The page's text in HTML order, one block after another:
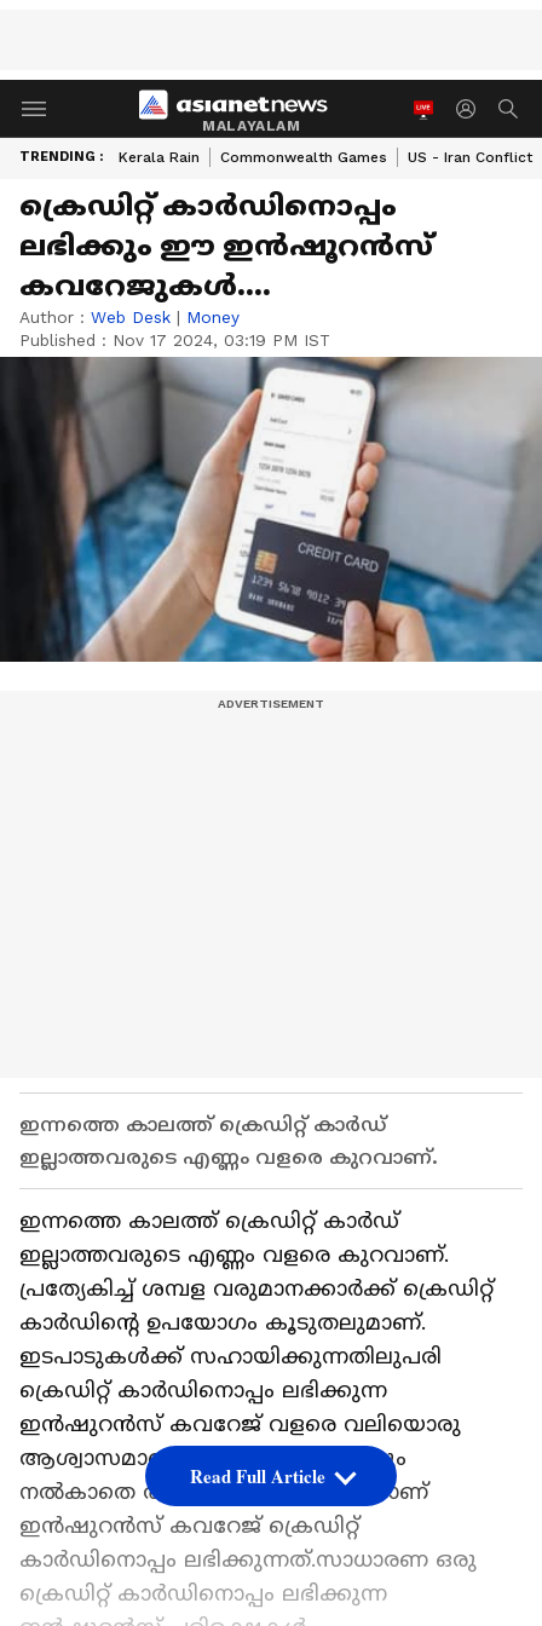
MALAYALAM
TRENDING : Kerala Rain Commonwealth Games US - Iran Conflict
ക്രെഡിറ്റ് കാര്‍ഡിനൊപ്പം
ലഭിക്കും ഈ ഇന്‍ഷൂറന്‍സ്
കവറേജുകള്‍....
Author : Web Desk | Money
Published : Nov 17 2024, 03:19 PM IST
ഇന്നത്തെ കാലത്ത് ക്രെഡിറ്റ് കാര്‍ഡ്
ഇല്ലാത്തവരുടെ എണ്ണം വളരെ കുറവാണ്.
ഇന്നത്തെ കാലത്ത് ക്രെഡിറ്റ് കാര്‍ഡ്
ഇല്ലാത്തവരുടെ എണ്ണം വളരെ കുറവാണ്.
പ്രത്യേകിച്ച് ശമ്പള വരുമാനക്കാര്‍ക്ക് ക്രെഡിറ്റ്
കാര്‍ഡിന്‍റെ ഉപയോഗം കൂടുതലുമാണ്.
ഇടപാടുകള്‍ക്ക് സഹായിക്കുന്നതിലുപരി
ക്രെഡിറ്റ് കാര്‍ഡിനൊപ്പം ലഭിക്കുന്ന
ഇന്‍ഷുറന്‍സ് കവറേജ് വളരെ വലിയൊരു
ആശ്വാസമാണ്. അധിക തുക ഒന്നും
നല്‍കാതെ തീര്‍ത്തും സൗജന്യമായാണ്
ഇന്‍ഷുറന്‍സ് കവറേജ് ക്രെഡിറ്റ്
കാര്‍ഡിനൊപ്പം ലഭിക്കുന്നത്.സാധാരണ ഒരു
ക്രെഡിറ്റ് കാര്‍ഡിനൊപ്പം ലഭിക്കുന്ന
Read Full Article